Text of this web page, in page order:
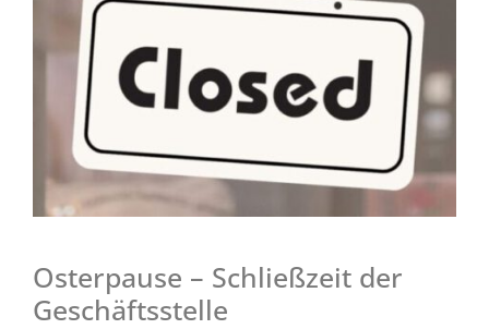
Osterpause – Schließzeit der
Geschäftsstelle